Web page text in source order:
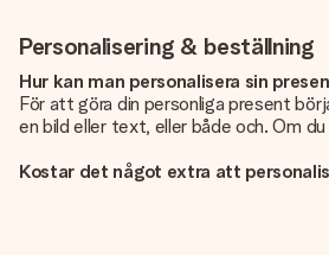
Personalisering & beställning
Hur kan man personalisera sin
För att göra din personliga present
en bild eller text, eller både och. Om
Kostar det något extra att